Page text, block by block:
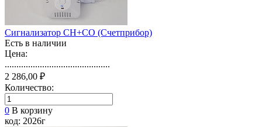
Сигнализатор СН+СО (Счетприбор)
Есть в наличии
Цена:
.............................................
2 286,00 ₽
Количество:
0 В корзину
код: 2026г